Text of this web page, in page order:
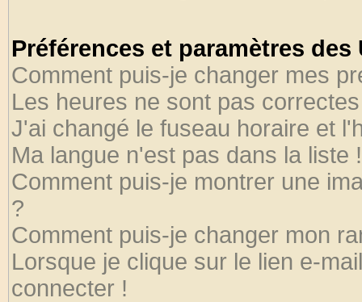
Préférences et paramètres
Comment puis-je changer mes
Les heures ne sont pas
J'ai changé le fuseau horaire et
Ma langue n'est pas dans la liste !
Comment puis-je montrer une
?
Comment puis-je changer mon
Lorsque je clique sur le lien e-
connecter !